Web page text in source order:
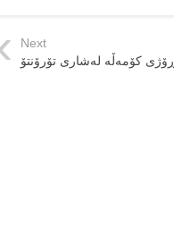
Next
ڕۆژی کۆمەڵە لەشاری تۆرۆنتۆ